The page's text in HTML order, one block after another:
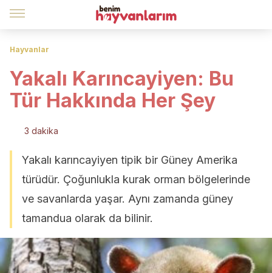
Hayvanlar
Yakalı Karıncayiyen: Bu
Tür Hakkında Her Şey
3 dakika
Yakalı karıncayiyen tipik bir Güney Amerika
türüdür. Çoğunlukla kurak orman bölgelerinde
ve savanlarda yaşar. Aynı zamanda güney
tamandua olarak da bilinir.